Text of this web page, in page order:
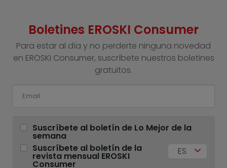
Boletines EROSKI Consumer
Para estar al día y no perderte ninguna novedad
en EROSKI Consumer, suscríbete nuestros boletines
gratuitos.
Suscríbete al boletín de Lo Mejor de la
semana
Suscríbete al boletín de la
revista mensual EROSKI
Consumer
ES